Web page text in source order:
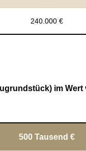
im Wert
240.000 €
500 Tausend €